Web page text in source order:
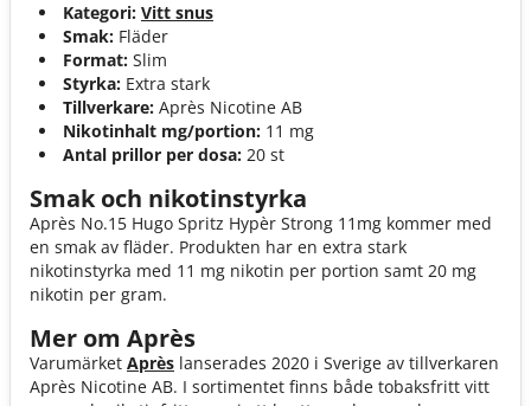
Kategori: Vitt snus
Smak: Fläder
Format: Slim
Styrka: Extra stark
Tillverkare: Après Nicotine AB
Nikotinhalt mg/portion: 11 mg
Antal prillor per dosa: 20 st
Smak och nikotinstyrka
Après No.15 Hugo Spritz Hypèr Strong 11mg kommer med
en smak av fläder. Produkten har en extra stark
nikotinstyrka med 11 mg nikotin per portion samt 20 mg
nikotin per gram.
Mer om Après
Varumärket Après lanserades 2020 i Sverige av tillverkaren
Après Nicotine AB. I sortimentet finns både tobaksfritt vitt